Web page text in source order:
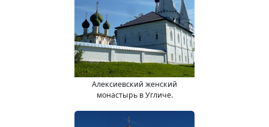
Алексиевский женский
монастырь в Угличе.